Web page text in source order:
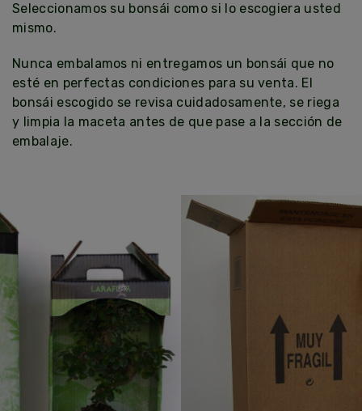
Seleccionamos su bonsái como si lo escogiera usted
mismo.
Nunca embalamos ni entregamos un bonsái que no
esté en perfectas condiciones para su venta. El
bonsái escogido se revisa cuidadosamente, se riega
y limpia la maceta antes de que pase a la sección de
embalaje.